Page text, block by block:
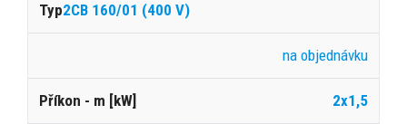
2CB 160/01 (400 V)
na objednávku
2x1,5